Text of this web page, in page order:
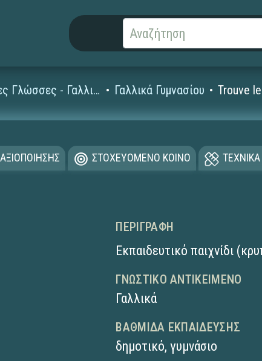
Ξένες Γλώσσες - Γαλλικά Γαλλικά Γυμνασίου Trouve
ΣΤΟΧΕΥΟΜΕΝΟ ΚΟΙΝΟ ΤΕΧΝΙΚΑ
ΠΕΡΙΓΡΑΦΉ
Εκπαιδευτικό παιχνίδι
ΓΝΩΣΤΙΚΌ ΑΝΤΙΚΕΊΜΕΝΟ
Γαλλικά
ΒΑΘΜΊΔΑ ΕΚΠΑΊΔΕΥΣΗΣ
δημοτικό,γυμνάσιο